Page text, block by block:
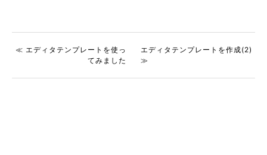
≪ エディタテンプレートを使っ
てみました
エディタテンプレートを作成(2)
≫